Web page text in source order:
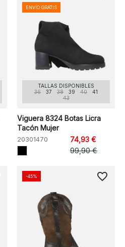
TALLAS DISPONIBLES
36
37 38 39 40
41
43
Viguera 8324 Botas Licra
Tacón Mujer
20301470
74,93 €
99,90 €
ENVÍO GRATIS
-45% favorite_border